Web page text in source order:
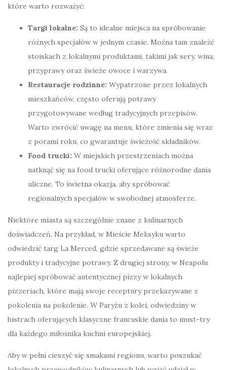
które warto rozważyć:
Targi lokalne: Są to idealne miejsca na spróbowanie
różnych specjałów w jednym czasie. Można tam znaleźć
stoiskach z lokalnymi produktami, takimi jak sery, wina,
przyprawy oraz świeże owoce i warzywa.
Restauracje rodzinne: Wypatrzone przez lokalnych
mieszkańców, często oferują potrawy
przygotowywane według tradycyjnych przepisów.
Warto zwrócić uwagę na menu, które zmienia się wraz
z porami roku, co gwarantuje świeżość składników.
Food trucki: W miejskich przestrzeniach można
natknąć się na food trucki oferujące różnorodne dania
uliczne. To świetna okazja, aby spróbować
regionalnych specjałów w swobodnej atmosferze.
Niektóre miasta są szczególnie znane z kulinarnych
doświadczeń. Na przykład, w Mieście Meksyku warto
odwiedzić targ La Merced, gdzie sprzedawane są świeże
produkty i tradycyjne potrawy. Z drugiej strony, w Neapolu
najlepiej spróbować autentycznej pizzy w lokalnych
pizzeriach, które mają swoje receptury przekazywane z
pokolenia na pokolenie. W Paryżu z kolei, odwiedziny w
bistrach oferujących klasyczne francuskie dania to must-try
dla każdego miłośnika kuchni europejskiej.
Aby w pełni cieszyć się smakami regionu, warto poszukać